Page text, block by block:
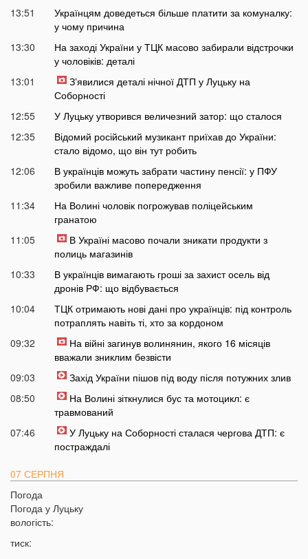
13:51
Українцям доведеться більше платити за комуналку:
у чому причина
13:30
На заході України у ТЦК масово забирали відстрочки
у чоловіків: деталі
13:01
Зʼявилися деталі нічної ДТП у Луцьку на
Соборності
12:55
У Луцьку утворився величезний затор: що сталося
12:35
Відомий російський музикант приїхав до України:
стало відомо, що він тут робить
12:06
В українців можуть забрати частину пенсії: у ПФУ
зробили важливе попередження
11:34
На Волині чоловік погрожував поліцейським
гранатою
11:05
В Україні масово почали зникати продукти з
полиць магазинів
10:33
В українців вимагають гроші за захист осель від
дронів РФ: що відбувається
10:04
ТЦК отримають нові дані про українців: під контроль
потраплять навіть ті, хто за кордоном
09:32
На війні загинув волинянин, якого 16 місяців
вважали зниклим безвісти
09:03
Захід України пішов під воду після потужних злив
08:50
На Волині зіткнулися бус та мотоцикл: є
травмований
07:46
У Луцьку на Соборності сталася чергова ДТП: є
постраждалі
07 СЕРПНЯ
20:31
20:17
Погода
Погода у Луцьку
вологість:
тиск: